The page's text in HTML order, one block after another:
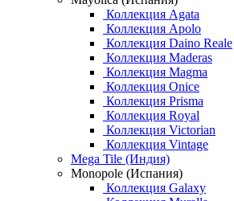
Коллекция Agata
Коллекция Apolo
Коллекция Daino Reale
Коллекция Maderas
Коллекция Magma
Коллекция Onice
Коллекция Prisma
Коллекция Royal
Коллекция Victorian
Коллекция Vintage
Mega Tile (Индия)
Monopole (Испания)
Коллекция Galaxy